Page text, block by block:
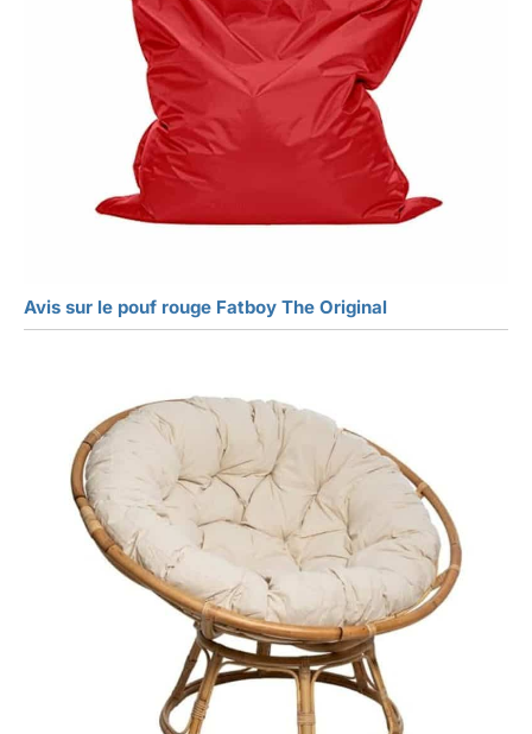
Avis sur le pouf rouge Fatboy The Original